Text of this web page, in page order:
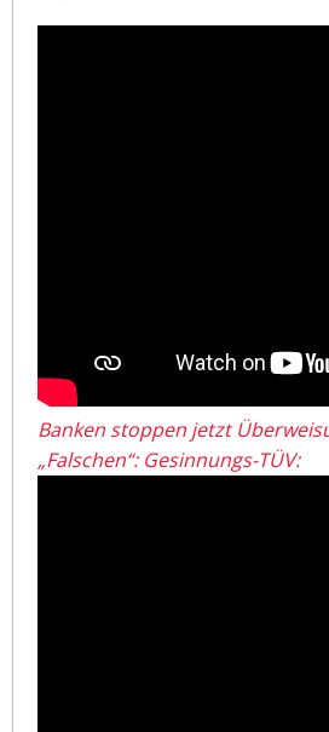
Banken stoppen jetzt
„Falschen“: Gesinnungs-TÜV: